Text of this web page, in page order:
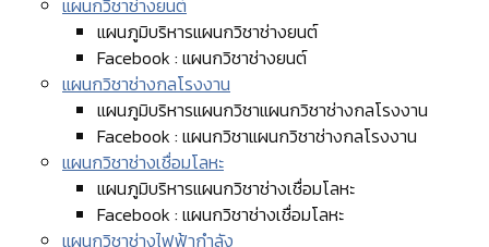
แผนกวิชาช่างยนต์
แผนภูมิบริหารแผนกวิชาช่างยนต์
Facebook : แผนกวิชาช่างยนต์
แผนกวิชาช่างกลโรงงาน
แผนภูมิบริหารแผนกวิชาแผนกวิชาช่างกลโรงงาน
Facebook : แผนกวิชาแผนกวิชาช่างกลโรงงาน
แผนกวิชาช่างเชื่อมโลหะ
แผนภูมิบริหารแผนกวิชาช่างเชื่อมโลหะ
Facebook : แผนกวิชาช่างเชื่อมโลหะ
แผนกวิชาช่างไฟฟ้ากำลัง